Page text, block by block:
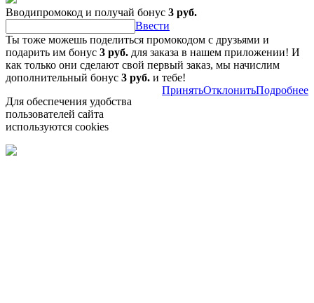
Вводипромокод и получай бонус 3 руб.
Ввести
Ты тоже можешь поделиться промокодом с друзьями и
подарить им бонус 3 руб. для заказа в нашем приложении! И
как только они сделают свой первый заказ, мы начислим
дополнительный бонус 3 руб. и тебе!
Для обеспечения удобства
пользователей сайта
используются cookies
ПринятьОтклонитьПодробнее